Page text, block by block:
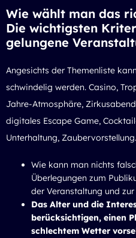
Wie wählt man das
Die wichtigsten
gelungene
Angesichts der Themenliste
schwindelig werden. Casino,
Jahre-Atmosphäre,
digitales Escape Game,
Unterhaltung,
Wie kann man nichts
Überlegungen zum
der Veranstaltung und
Das Alter und die
berücksichtigen, einen
schlechtem Wetter